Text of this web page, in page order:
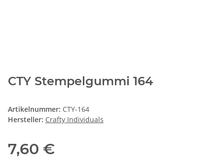
CTY Stempelgummi 164
Artikelnummer: CTY-164
Hersteller: Crafty Individuals
7,60 €